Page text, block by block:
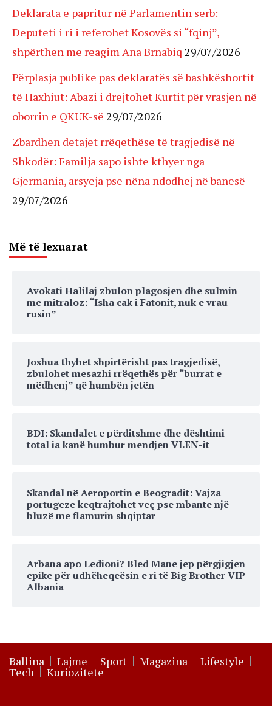
Deklarata e papritur në Parlamentin serb:
Deputeti i ri i referohet Kosovës si “fqinj”,
shpërthen me reagim Ana Brnabiq 29/07/2026
Përplasja publike pas deklaratës së bashkëshortit
të Haxhiut: Abazi i drejtohet Kurtit për vrasjen në
oborrin e QKUK-së 29/07/2026
Zbardhen detajet rrëqethëse të tragjedisë në
Shkodër: Familja sapo ishte kthyer nga
Gjermania, arsyeja pse nëna ndodhej në banesë
29/07/2026
Më të lexuarat
Avokati Halilaj zbulon plagosjen dhe sulmin
me mitraloz: “Isha cak i Fatonit, nuk e vrau
rusin”
Joshua thyhet shpirtërisht pas tragjedisë,
zbulohet mesazhi rrëqethës për “burrat e
mëdhenj” që humbën jetën
BDI: Skandalet e përditshme dhe dështimi
total ia kanë humbur mendjen VLEN-it
Skandal në Aeroportin e Beogradit: Vajza
portugeze keqtrajtohet veç pse mbante një
bluzë me flamurin shqiptar
Arbana apo Ledioni? Bled Mane jep përgjigjen
epike për udhëheqeësin e ri të Big Brother VIP
Albania
Ballina Lajme Sport Magazina Lifestyle
Tech Kuriozitete